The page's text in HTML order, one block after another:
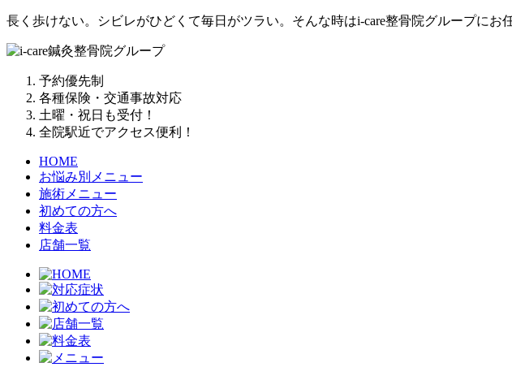
長く歩けない。シビレがひどくて毎日がツラい。そんな時はi-care整骨院グループにお
予約優先制
各種保険・交通事故対応
土曜・祝日も受付！
全院駅近でアクセス便利！
HOME
お悩み別メニュー
施術メニュー
初めての方へ
料金表
店舗一覧